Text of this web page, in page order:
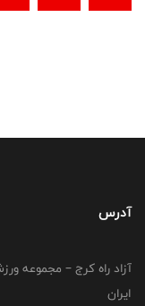
آدرس
آزاد راه کرج – مجموعه
ایران